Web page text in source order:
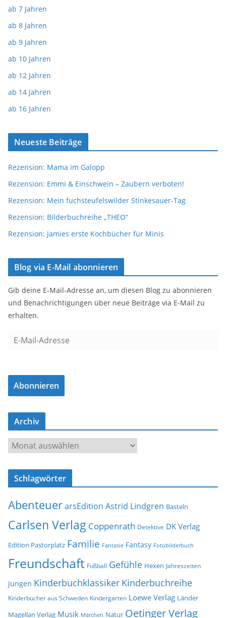
ab 7 Jahren
ab 8 Jahren
ab 9 Jahren
ab 10 Jahren
ab 12 Jahren
ab 14 Jahren
ab 16 Jahren
Neueste Beiträge
Rezension: Mama im Galopp
Rezension: Emmi & Einschwein – Zaubern verboten!
Rezension: Mein fuchsteufelswilder Stinkesauer-Tag
Rezension: Bilderbuchreihe „THEO“
Rezension: Jamies erste Kochbücher für Minis
Blog via E-Mail abonnieren
Gib deine E-Mail-Adresse an, um diesen Blog zu abonnieren
und Benachrichtigungen über neue Beiträge via E-Mail zu
erhalten.
a
l
-
d
s
e
Abonnieren
Archiv
r
c
v
Schlagwörter
AbenteuerarsEdition Astrid Lindgren Basteln
Carlsen Verlag Coppenrath Detektive DK Verlag
Edition Pastorplatz Familie Fantasie Fantasy Fotobilderbuch
Freundschaft Fußball Gefühle Hexen Jahreszeiten
Jungen Kinderbuchklassiker Kinderbuchreihe
Kinderbücher aus Schweden Kindergarten Loewe Verlag Länder
Magellan Verlag Musik Märchen Natur Oetinger Verlag